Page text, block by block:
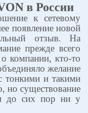
в России
к сетевому
появление новой
отзыв. На
прежде всего
компании, кто-то
желание
тонкими и такими
но существование
до сих пор ни у